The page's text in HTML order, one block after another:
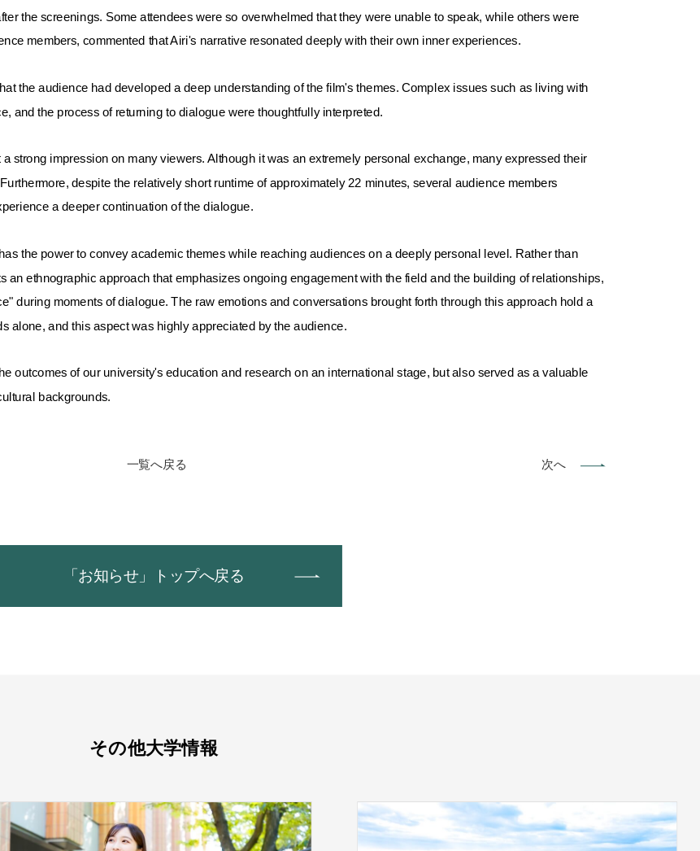
the screenings. Some attendees were so overwhelmed that they were unable to speak, while others were
members, commented that Airi's narrative resonated deeply with their own inner experiences.
the audience had developed a deep understanding of the film's themes. Complex issues such as living with
and the process of returning to dialogue were thoughtfully interpreted.
strong impression on many viewers. Although it was an extremely personal exchange, many expressed their
despite the relatively short runtime of approximately 22 minutes, several audience members
a deeper continuation of the dialogue.
the power to convey academic themes while reaching audiences on a deeply personal level. Rather than
an ethnographic approach that emphasizes ongoing engagement with the field and the building of relationships,
during moments of dialogue. The raw emotions and conversations brought forth through this approach hold a
alone, and this aspect was highly appreciated by the audience.
outcomes of our university's education and research on an international stage, but also served as a valuable
backgrounds.
一覧へ戻る 次へ
「お知らせ」トップへ戻る
その他大学情報